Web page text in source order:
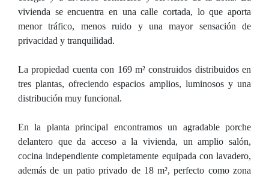
vivienda se encuentra en una calle cortada, lo que aporta
menor tráfico, menos ruido y una mayor sensación de
privacidad y tranquilidad.
La propiedad cuenta con 169 m² construidos distribuidos en
tres plantas, ofreciendo espacios amplios, luminosos y una
distribución muy funcional.
En la planta principal encontramos un agradable porche
delantero que da acceso a la vivienda, un amplio salón,
cocina independiente completamente equipada con lavadero,
además de un patio privado de 18 m², perfecto como zona